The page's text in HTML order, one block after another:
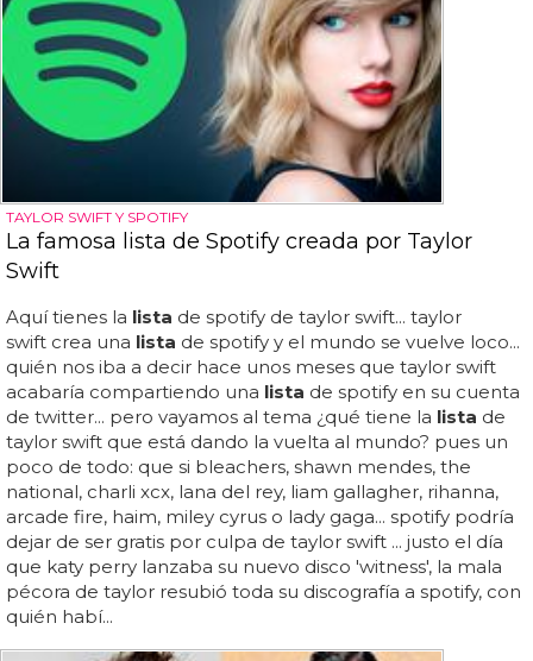
TAYLOR SWIFT Y SPOTIFY
La famosa lista de Spotify creada por Taylor
Swift
Aquí tienes la lista de spotify de taylor swift... taylor
swift crea una lista de spotify y el mundo se vuelve loco...
quién nos iba a decir hace unos meses que taylor swift
acabaría compartiendo una lista de spotify en su cuenta
de twitter... pero vayamos al tema ¿qué tiene la lista de
taylor swift que está dando la vuelta al mundo? pues un
poco de todo: que si bleachers, shawn mendes, the
national, charli xcx, lana del rey, liam gallagher, rihanna,
arcade fire, haim, miley cyrus o lady gaga... spotify podría
dejar de ser gratis por culpa de taylor swift ... justo el día
que katy perry lanzaba su nuevo disco 'witness', la mala
pécora de taylor resubió toda su discografía a spotify, con
quién habí...